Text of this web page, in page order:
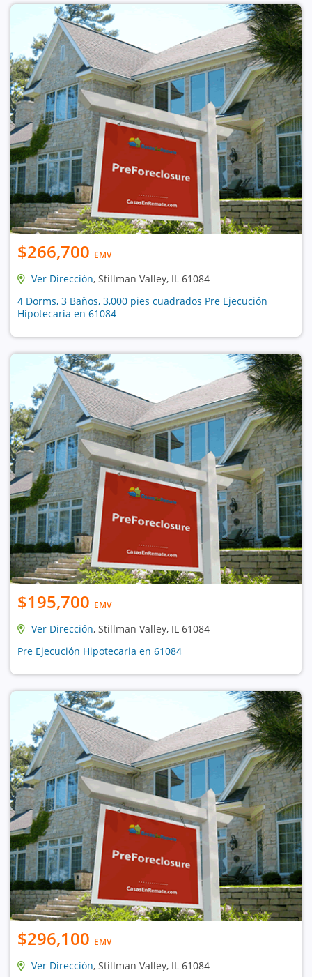
$266,700 EMV
Ver Dirección, Stillman Valley, IL 61084
4 Dorms, 3 Baños, 3,000 pies cuadrados Pre Ejecución
Hipotecaria en 61084
$195,700 EMV
Ver Dirección, Stillman Valley, IL 61084
Pre Ejecución Hipotecaria en 61084
$296,100 EMV
Ver Dirección, Stillman Valley, IL 61084